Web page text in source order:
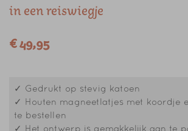
in een reiswiegje
€ 49,95
✓ Gedrukt op stevig katoen
✓ Houten magneetlatjes met koordje
te bestellen
✓ Het ontwerp is gemakkelijk aan te